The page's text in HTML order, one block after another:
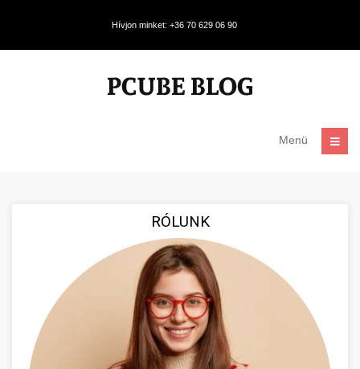
Hívjon minket: +36 70 629 06 90
Menü
RÓLUNK